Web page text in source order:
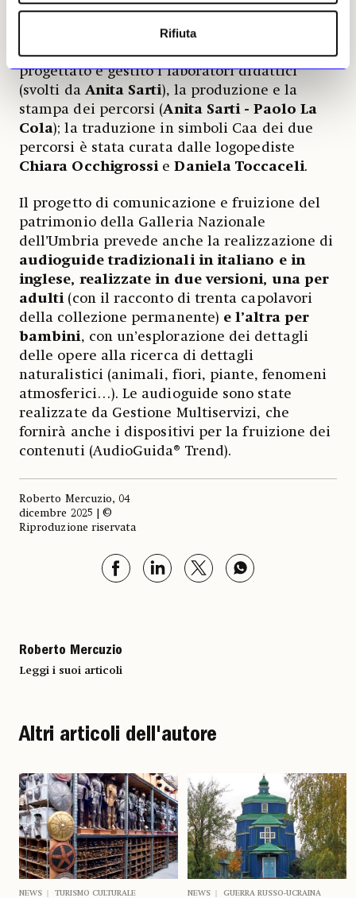
Rifiuta
realizzazione del progetto è stata affidata ad
Atlante Servizi Culturali, che, con il
coordinamento diFederica Guerra, ha
progettato e gestito i laboratori didattici
(svolti da Anita Sarti), la produzione e la
stampa dei percorsi (Anita Sarti - Paolo La
Cola); la traduzione in simboli Caa dei due
percorsi è stata curata dalle logopediste
Chiara OcchigrossieDaniela Toccaceli.
Il progetto di comunicazione e fruizione del
patrimonio della Galleria Nazionale
dell’Umbria prevede anche la realizzazione di
audioguide tradizionali in italiano e in
inglese, realizzate in due versioni, una per
adulti(con il racconto di trenta capolavori
della collezione permanente) e l’altra per
bambini, con un’esplorazione dei dettagli
delle opere alla ricerca di dettagli
naturalistici (animali, fiori, piante, fenomeni
atmosferici…). Le audioguide sono state
realizzate da Gestione Multiservizi, che
fornirà anche i dispositivi per la fruizione dei
contenuti (AudioGuida® Trend).
Roberto Mercuzio, 04
dicembre 2025 | ©
Riproduzione riservata
Roberto Mercuzio
Leggi i suoi articoli
Altri articoli dell'autore
NEWS TURISMO CULTURALE NEWS GUERRA RUSSO-UCRAINA